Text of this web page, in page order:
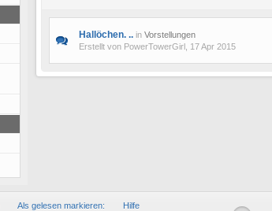
Hallöchen. .. in Vorstellungen
Erstellt von PowerTowerGirl , 17 Apr 2015
Als gelesen markieren: Hilfe